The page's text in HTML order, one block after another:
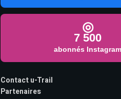
◎
7 500
abonnés Instagram
Contact u-Trail
Partenaires